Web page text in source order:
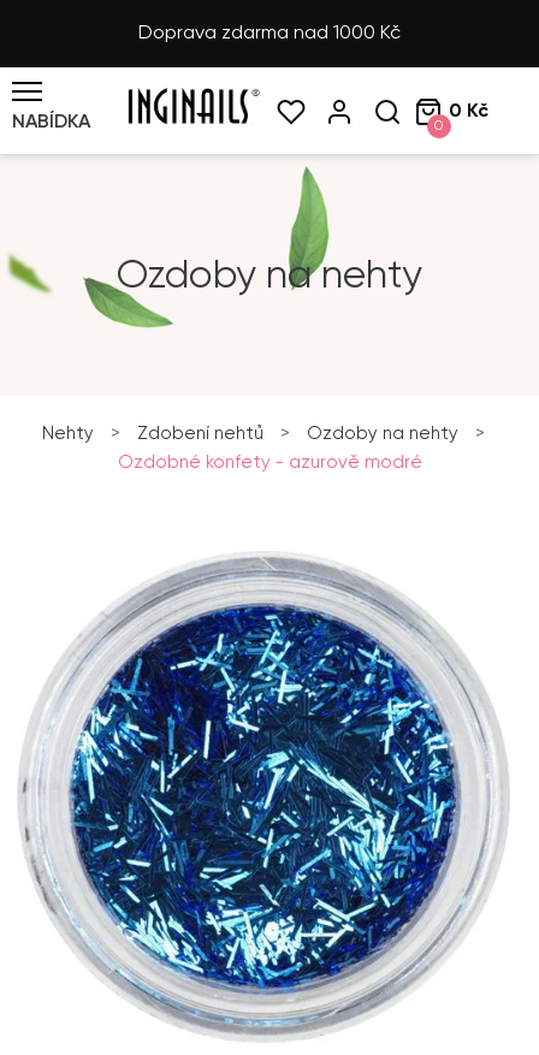
Doprava zdarma nad 1000 Kč
NABÍDKA 0
0 Kč
Ozdoby na nehty
Nehty > Zdobení nehtů > Ozdoby na nehty
>
Ozdobné konfety - azurově modré